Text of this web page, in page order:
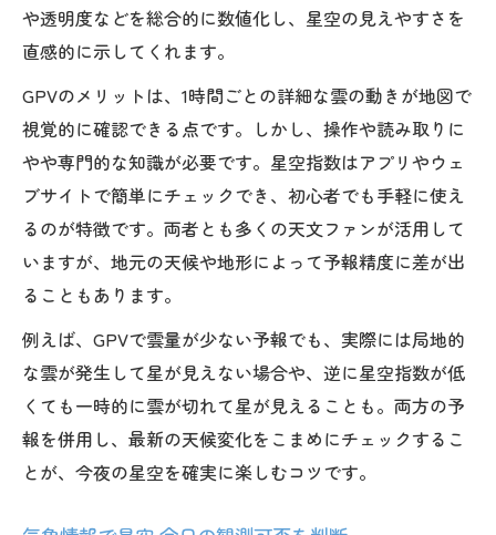
や透明度などを総合的に数値化し、星空の見えやすさを
直感的に示してくれます。
GPVのメリットは、1時間ごとの詳細な雲の動きが地図で
視覚的に確認できる点です。しかし、操作や読み取りに
やや専門的な知識が必要です。星空指数はアプリやウェ
ブサイトで簡単にチェックでき、初心者でも手軽に使え
るのが特徴です。両者とも多くの天文ファンが活用して
いますが、地元の天候や地形によって予報精度に差が出
ることもあります。
例えば、GPVで雲量が少ない予報でも、実際には局地的
な雲が発生して星が見えない場合や、逆に星空指数が低
くても一時的に雲が切れて星が見えることも。両方の予
報を併用し、最新の天候変化をこまめにチェックするこ
とが、今夜の星空を確実に楽しむコツです。